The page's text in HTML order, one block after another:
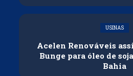
USINAS
Acelen Renováveis
Bunge para óleo de
Bahia